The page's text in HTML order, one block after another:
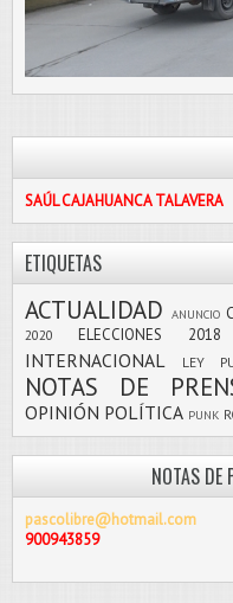
SAÚL CAJAHUANCA TALAVERA
ETIQUETAS
ACTUALIDAD ANUNCIO
2020
ELECCIONES 2018
INTERNACIONAL LEY
NOTAS DE
OPINIÓN POLÍTICA PUNK
NOTAS DE
pascolibre@hotmail.com
900943859